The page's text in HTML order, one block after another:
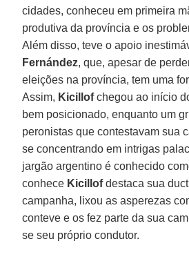
cidades, conheceu em primeira
produtiva da província e os
Além disso, teve o apoio
Fernández, que, apesar de
eleições na província, tem uma
Assim, Kicillofchegou ao início
bem posicionado, enquanto um
peronistas que contestavam sua
se concentrando em intrigas
jargão argentino é conhecido
conhece Kicillofdestaca sua
campanha, lixou as asperezas
conteve e os fez parte da sua
se seu próprio condutor.